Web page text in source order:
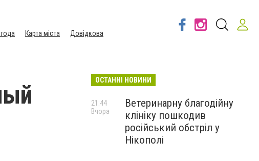
Карта міста Довідкова
ОСТАННІ НОВИНИ
Ветеринарну благодійну
клініку пошкодив
російський обстріл у
Нікополі
21:44
Вчора